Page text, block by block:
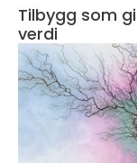
Tilbygg som
verdi